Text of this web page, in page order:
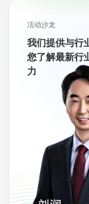
活动沙龙
我们提供与行
您了解最新行
力